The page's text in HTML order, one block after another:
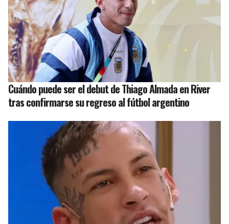
Cuándo puede ser el debut de Thiago Almada en River
tras confirmarse su regreso al fútbol argentino